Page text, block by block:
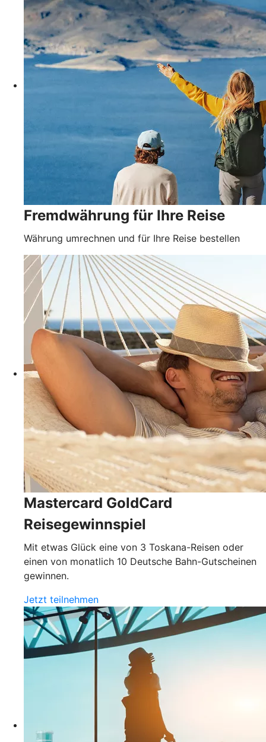
Fremdwährung für Ihre Reise
Währung umrechnen und für Ihre Reise bestellen
Mastercard GoldCard
Reisegewinnspiel
Mit etwas Glück eine von 3 Toskana-Reisen oder
einen von monatlich 10 Deutsche Bahn-Gutscheinen
gewinnen.
Jetzt teilnehmen